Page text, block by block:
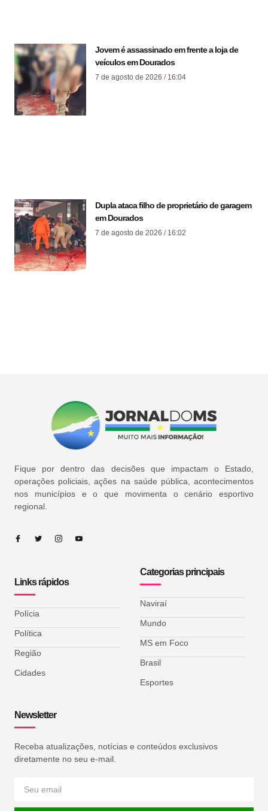
Jovem é assassinado em frente a loja de
veículos em Dourados
7 de agosto de 2026 16:04
Dupla ataca filho de proprietário de garagem
em Dourados
7 de agosto de 2026 16:02
Fique por dentro das decisões que impactam o Estado,
operações policiais, ações na saúde pública, acontecimentos
nos municípios e o que movimenta o cenário esportivo
regional.
Links rápidos
Polícia
Política
Região
Cidades
Categorias principais
Naviraí
Mundo
MS em Foco
Brasil
Esportes
Newsletter
Receba atualizações, notícias e conteúdos exclusivos
diretamente no seu e-mail.